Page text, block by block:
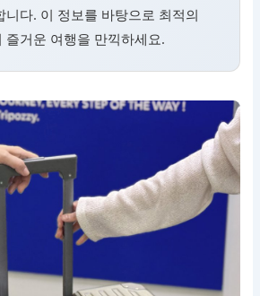
니다. 이 정보를 바탕으로 최적의
즐거운 여행을 만끽하세요.